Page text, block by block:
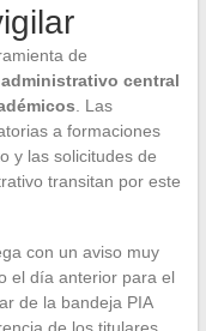
de
central
. Las
a formaciones
y las solicitudes de
transitan por este
con un aviso muy
el día anterior para el
de la bandeja PIA
de los titulares